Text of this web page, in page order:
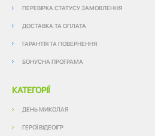
ПЕРЕВІРКА СТАТУСУ ЗАМОВЛЕННЯ
ДОСТАВКА ТА ОПЛАТА
ГАРАНТІЯ ТА ПОВЕРНЕННЯ
БОНУСНА ПРОГРАМА
КАТЕГОРІЇ
ДЕНЬ МИКОЛАЯ
ГЕРОЇ ВІДЕОІГР